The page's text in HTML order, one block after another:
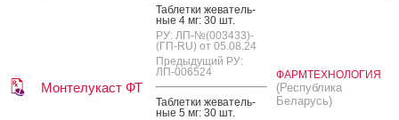
Монтелукаст ФТ
Таб­летки же­ватель­
ные 4 мг: 30 шт.
РУ: ЛП-№(003433)-
(ГП-RU) от 05.08.24
Предыдущий РУ:
ЛП-006524
Таб­летки же­ватель­
ные 5 мг: 30 шт.
ФАРМТЕХНОЛОГИЯ
(Республика
Беларусь)